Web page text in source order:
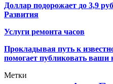
Доллар подорожает до 3,9
Развития
Услуги ремонта часов
Прокладывая путь к
помогает публиковать
Метки